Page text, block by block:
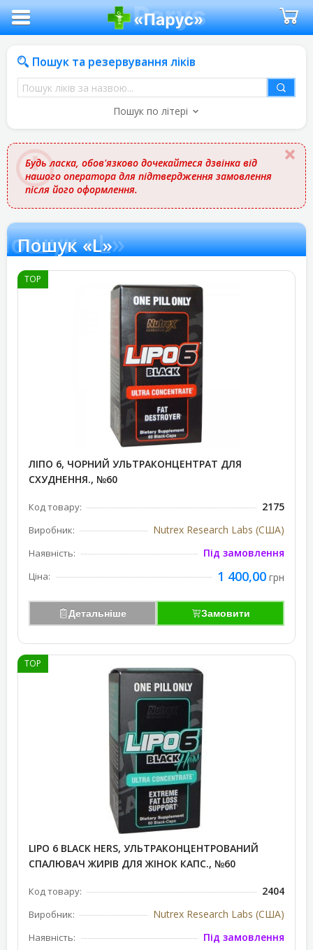
Пошук та резервування ліків
Пошук
ліків
назвою
Пошук по літері
Будь ласка, обов'язково дочекайтеся дзвінка від
нашого оператора для підтвердження замовлення
після його оформлення.
«L»
Пошук «L»
TOP
ЛІПО 6, ЧОРНИЙ УЛЬТРАКОНЦЕНТРАТ ДЛЯ
СХУДНЕННЯ., №60
Код товару: 2175
Виробник: Nutrex Research Labs (США)
Наявність: Під замовлення
Ціна: 1 400,00 грн
Детальніше Замовити
TOP
LIPO 6 BLACK HERS, УЛЬТРАКОНЦЕНТРОВАНИЙ
СПАЛЮВАЧ ЖИРІВ ДЛЯ ЖІНОК КАПС., №60
Код товару: 2404
Виробник: Nutrex Research Labs (США)
Наявність: Під замовлення